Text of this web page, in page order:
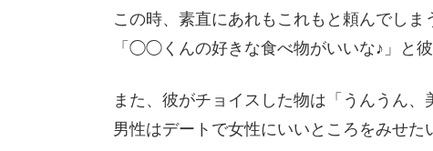
この時、素直にあれもこれもと頼んでしま
「◯◯くんの好きな食べ物がいいな♪」と
また、彼がチョイスした物は「うんうん、
男性はデートで女性にいいところをみせた